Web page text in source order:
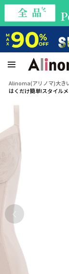
Alinoma(アリノマ)大き
はくだけ簡単!スタイル